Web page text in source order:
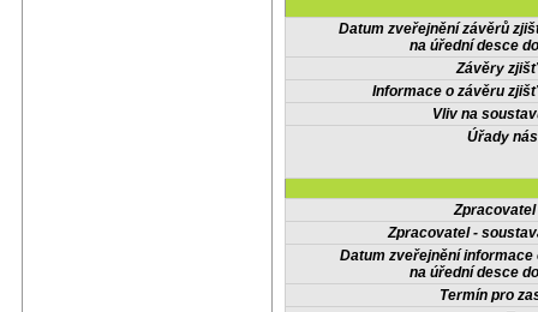
Datum zveřejnění závěrů
na úřední desce
Závěry
Informace o závěru
Vliv na
Úřady
Zpracovatel -
Datum zveřejnění informace
na úřední desce
Termín pro